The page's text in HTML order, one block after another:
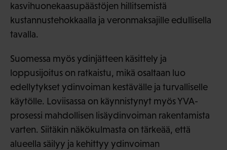
kasvihuonekaasupäästöjen hillitsemistä
kustannustehokkaalla ja veronmaksajille edullisella
tavalla.
Suomessa myös ydinjätteen käsittely ja
loppusijoitus on ratkaistu, mikä osaltaan luo
edellytykset ydinvoiman kestävälle ja turvalliselle
käytölle. Loviisassa on käynnistynyt myös YVA-
prosessi mahdollisen lisäydinvoiman rakentamista
varten. Siitäkin näkökulmasta on tärkeää, että
alueella säilyy ja kehittyy ydinvoiman